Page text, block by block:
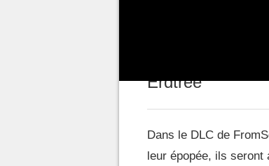
Erdtree
Dans le DLC de
leur épopée, ils seront